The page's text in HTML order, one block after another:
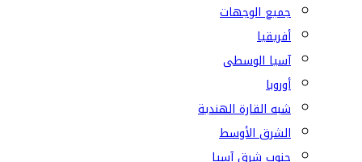
جميع الوجهات
أفريقيا
آسيا الوسطى
أوروبا
شبه القارة الهندية
الشرق الأوسط
جنوب شرق آسيا